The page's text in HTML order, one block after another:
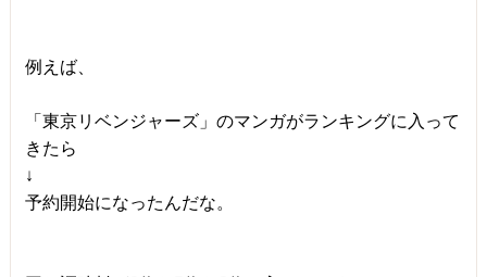
例えば、
「東京リベンジャーズ」のマンガがランキングに入って
きたら
↓
予約開始になったんだな。